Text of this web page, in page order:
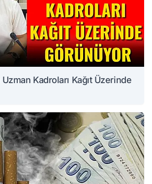
Uzman Kadroları Kağıt Üzerinde